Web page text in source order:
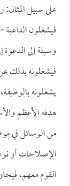
على سبيل المثال:
فيشغلون الداعية
وسيلة إلى الدعوة
فيشغلونه بذلك
يشغلونه
هدفه الأعظم
من الوسائل في
الإصلاحات أو
القوم معهم،